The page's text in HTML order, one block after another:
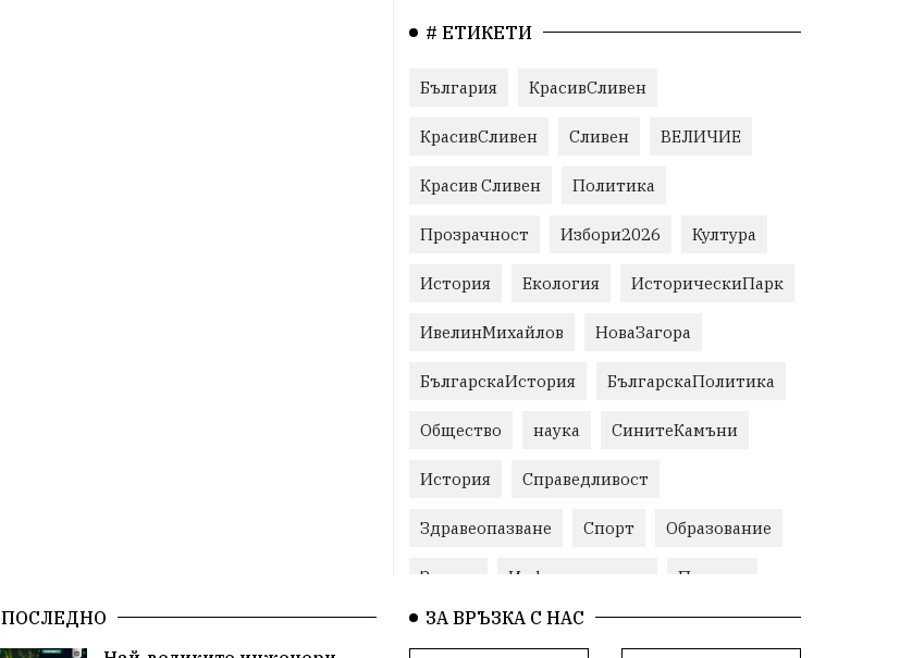
# ЕТИКЕТИ
България КрасивСливен
КрасивСливен Сливен ВЕЛИЧИЕ
Красив Сливен Политика
Прозрачност Избори2026 Култура
История Екология ИсторическиПарк
ИвелинМихайлов НоваЗагора
БългарскаИстория БългарскаПолитика
Общество наука СинитеКамъни
История Справедливост
Здравеопазване Спорт Образование
Здраве Инфраструктура Пеевски
Протест Свобода
ПОСЛЕДНО
ЗА ВРЪЗКА С НАС